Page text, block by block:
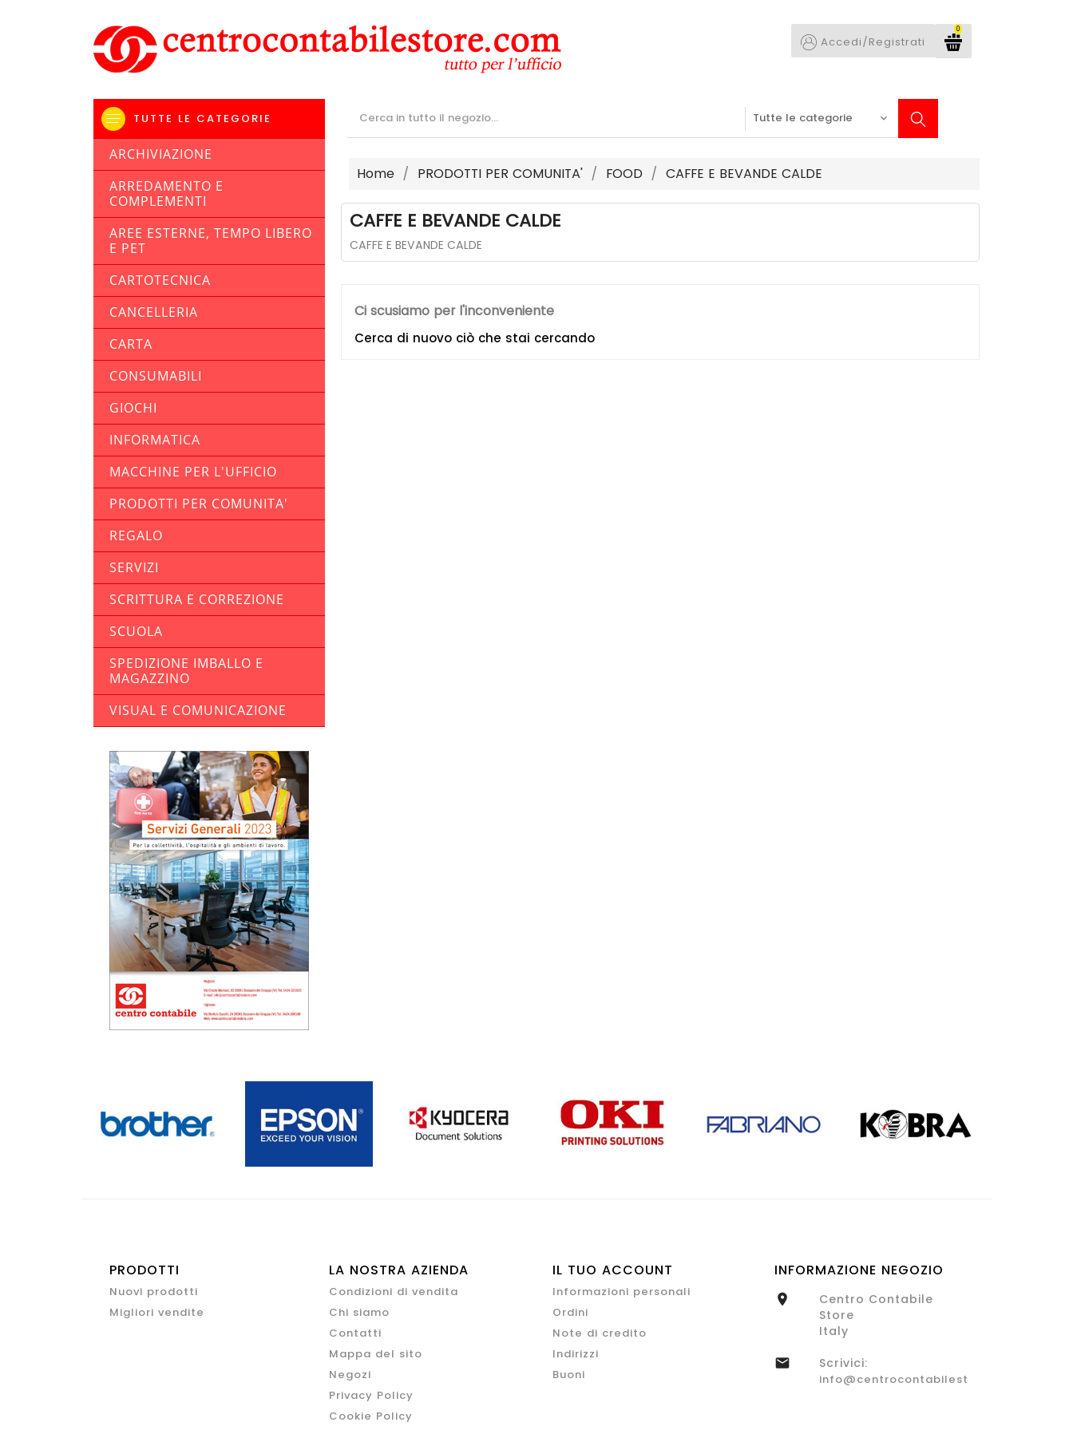
0
Accedi/Registrati
Home PRODOTTI PER COMUNITA' FOOD CAFFE E BEVANDE CALDE
TUTTE LE CATEGORIE
ARCHIVIAZIONE
ARREDAMENTO E
COMPLEMENTI
AREE ESTERNE, TEMPO LIBERO
E PET
CARTOTECNICA
CANCELLERIA
CARTA
CONSUMABILI
GIOCHI
INFORMATICA
MACCHINE PER L'UFFICIO
PRODOTTI PER COMUNITA'
REGALO
SERVIZI
SCRITTURA E CORREZIONE
SCUOLA
SPEDIZIONE IMBALLO E
MAGAZZINO
VISUAL E COMUNICAZIONE
CAFFE E BEVANDE CALDE
CAFFE E BEVANDE CALDE
Ci scusiamo per l'inconveniente
Cerca di nuovo ciò che stai cercando
PRODOTTI
Nuovi prodotti
Migliori vendite
LA NOSTRA AZIENDA
Condizioni di vendita
Chi siamo
Contatti
Mappa del sito
Negozi
Privacy Policy
Cookie Policy
IL TUO ACCOUNT
Informazioni personali
Ordini
Note di credito
Indirizzi
Buoni
INFORMAZIONE NEGOZIO

Centro Contabile
Store
Italy
 Scrivici:
info@centrocontabilestore.com